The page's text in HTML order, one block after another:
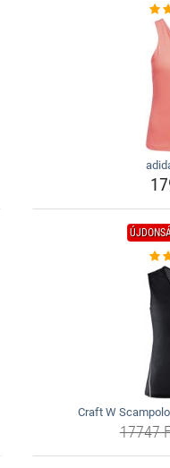
Craft W
17747